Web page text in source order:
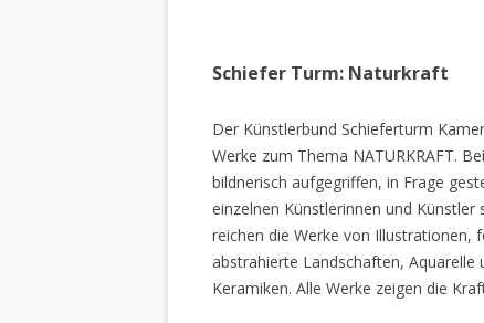
Schiefer Turm: Naturkraft
Der Künstlerbund Schieferturm
Werke zum Thema NATURKRAFT.
bildnerisch aufgegriffen, in Frage
einzelnen Künstlerinnen und
reichen die Werke von Illustrationen,
abstrahierte Landschaften, Aquarelle
Keramiken. Alle Werke zeigen die